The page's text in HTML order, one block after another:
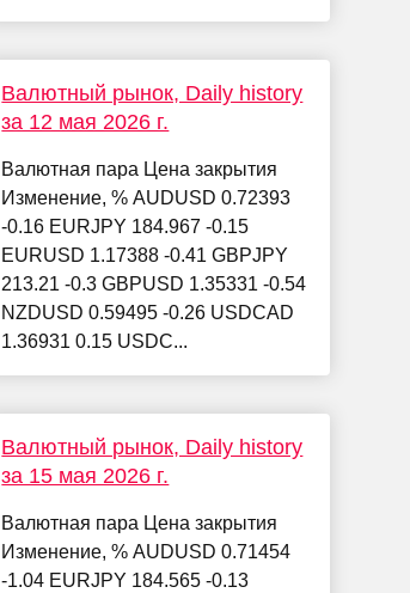
Валютный рынок, Daily history
за 12 мая 2026 г.
Валютная пара Цена закрытия
Изменение, % AUDUSD 0.72393
-0.16 EURJPY 184.967 -0.15
EURUSD 1.17388 -0.41 GBPJPY
213.21 -0.3 GBPUSD 1.35331 -0.54
NZDUSD 0.59495 -0.26 USDCAD
1.36931 0.15 USDC...
Валютный рынок, Daily history
за 15 мая 2026 г.
Валютная пара Цена закрытия
Изменение, % AUDUSD 0.71454
-1.04 EURJPY 184.565 -0.13